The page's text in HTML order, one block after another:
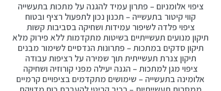
ציפוי אלומניום – פתרון עמיד להגנה על מתכות בתעשייה
קווי קיטור בתעשייה – תכנון נכון לתפעול רציף ובטוח
ציפוי פלדה לשיפור עמידות ושחיקה בסביבות קשות
תיקון מנועים תעשייתיים בשיטות מתקדמות ללא פירוק מלא
תיקון סדקים במתכות – פתרונות הנדסיים לשימור מבנים
תיקון צנרת תעשייתית תוך שמירה על רציפות עבודה
ציפוי מגן למתכות – הגנה יעילה מפני קורוזיה ושחיקה
אלומינה בתעשייה – שימושים מתקדמים בציפויים קרמיים